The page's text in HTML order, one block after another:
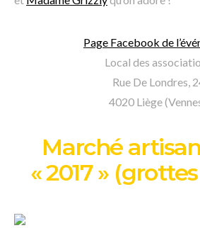
Page Facebook de
Local des
Rue De Londres,
4020 Liège
Marché
« 2017 »